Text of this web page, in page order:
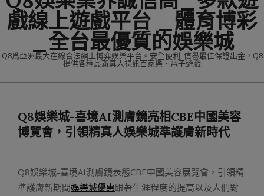
戲線上遊戲平台 _體育博彩
_全台最優質的娛樂城
Q8爲亞洲最大在線合法網上博弈娛樂平台。安全便利, 信譽最佳保證出金，Q8
提供各種最新真人視訊百家樂、電子遊戲
MenuQ8娛樂城-喜境AI測膚鏡亮相CBE中國美容
博覽會，引領精真人娛樂城準護膚新時代
Q8娛樂城-喜境AI測膚鏡表態CBE中國美容展覽會，引領精
準護膚新期間娛樂城優惠跟著生涯程度的提高以及人們對